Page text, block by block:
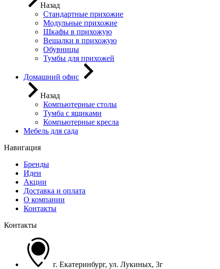
Назад
Стандартные прихожие
Модульные прихожие
Шкафы в прихожую
Вешалки в прихожую
Обувницы
Тумбы для прихожей
Домашний офис
Назад
Компьютерные столы
Тумба с ящиками
Компьютерные кресла
Мебель для сада
Навигация
Бренды
Идеи
Акции
Доставка и оплата
О компании
Контакты
Контакты
г. Екатеринбург, ул. Лукиных, 3г